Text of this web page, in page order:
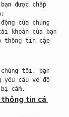
được chấp
của chúng
khoản của bạn
thông tin cập
tôi, bạn
yêu cầu về độ
tin cá